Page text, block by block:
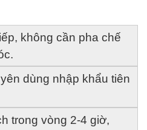
không cần pha chế
dùng nhập khẩu tiên
trong vòng 2-4 giờ,